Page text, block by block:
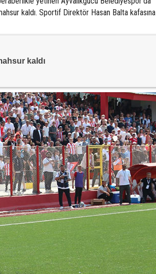
kaldı. Sportif Direktör Hasan Balta kafasına
kaldı